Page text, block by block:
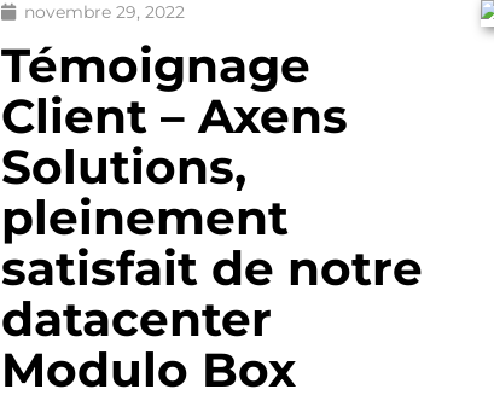
novembre 29, 2022
Témoignage
Client – Axens
Solutions,
pleinement
satisfait de notre
datacenter
Modulo Box